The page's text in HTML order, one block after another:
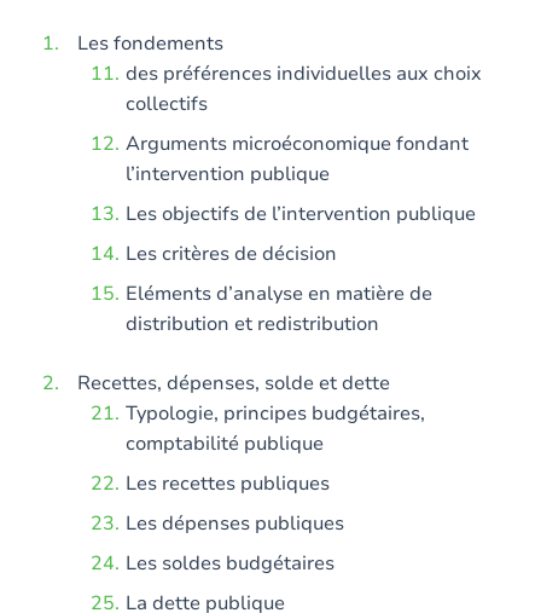
Les fondements
des préférences individuelles aux choix
collectifs
Arguments microéconomique fondant
l’intervention publique
Les objectifs de l’intervention publique
Les critères de décision
Eléments d’analyse en matière de
distribution et redistribution
Recettes, dépenses, solde et dette
Typologie, principes budgétaires,
comptabilité publique
Les recettes publiques
Les dépenses publiques
Les soldes budgétaires
La dette publique